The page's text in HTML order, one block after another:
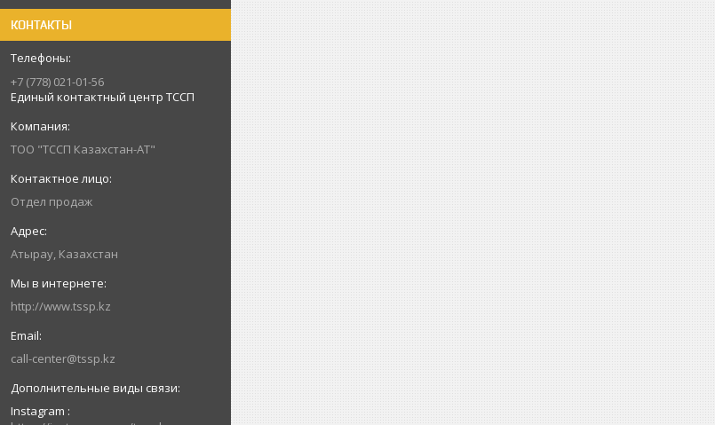
КОНТАКТЫ
+7 (778) 021-01-56
Единый контактный центр ТССП
ТОО "ТССП Казахстан-АТ"
Отдел продаж
Атырау, Казахстан
http://www.tssp.kz
call-center@tssp.kz
Instagram